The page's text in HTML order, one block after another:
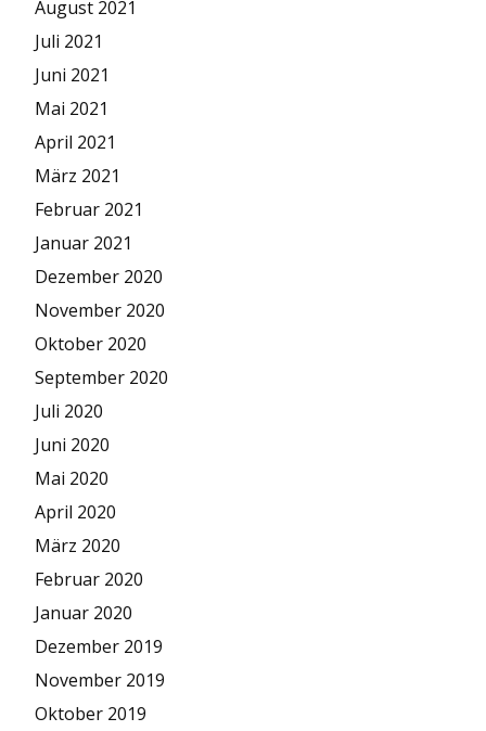
August 2021
Juli 2021
Juni 2021
Mai 2021
April 2021
März 2021
Februar 2021
Januar 2021
Dezember 2020
November 2020
Oktober 2020
September 2020
Juli 2020
Juni 2020
Mai 2020
April 2020
März 2020
Februar 2020
Januar 2020
Dezember 2019
November 2019
Oktober 2019